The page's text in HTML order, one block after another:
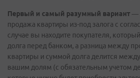
Первый и самый разумный вариант—
продажа квартиры из-под залога с
случае вы находите покупателя,
долга перед банком, а разница между
квартиры и суммой долга делится
вашим долям (с обязательным учетом